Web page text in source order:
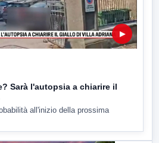
▶
Sarà l'autopsia a chiarire il
all'inizio della prossima